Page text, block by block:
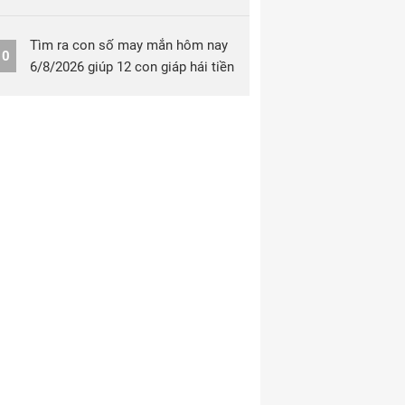
Tìm ra con số may mắn hôm nay
6/8/2026 giúp 12 con giáp hái tiền